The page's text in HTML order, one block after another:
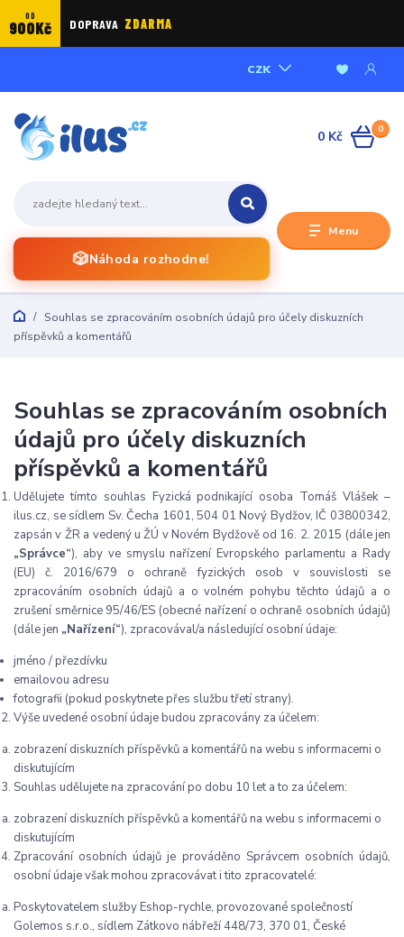
OD
900Kč DOPRAVA ZDARMA
Menu
CZK
🎲Náhoda rozhodne!
0
0 Kč
Souhlas se zpracováním osobních údajů pro účely diskuzních
příspěvků a komentářů
Souhlas se zpracováním osobních
údajů pro účely diskuzních
příspěvků a komentářů
Udělujete tímto souhlas Fyzická podnikající osoba Tomáš Vlášek –
ilus.cz, se sídlem Sv. Čecha 1601, 504 01 Nový Bydžov, IČ 03800342,
zapsán v ŽR a vedený u ŽÚ v Novém Bydžově od 16. 2. 2015 (dále jen
„Správce“), aby ve smyslu nařízení Evropského parlamentu a Rady
(EU) č. 2016/679 o ochraně fyzických osob v souvislosti se
zpracováním osobních údajů a o volném pohybu těchto údajů a o
zrušení směrnice 95/46/ES (obecné nařízení o ochraně osobních údajů)
(dále jen „Nařízení“), zpracovával/a následující osobní údaje:
jméno / přezdívku
emailovou adresu
fotografii (pokud poskytnete přes službu třetí strany).
Výše uvedené osobní údaje budou zpracovány za účelem:
zobrazení diskuzních příspěvků a komentářů na webu s informacemi o
diskutujícím
Souhlas udělujete na zpracování po dobu 10 let a to za účelem:
zobrazení diskuzních příspěvků a komentářů na webu s informacemi o
diskutujícím
Zpracování osobních údajů je prováděno Správcem osobních údajů,
osobní údaje však mohou zpracovávat i tito zpracovatelé:
Poskytovatelem služby Eshop-rychle, provozované společností
Golemos s.r.o., sídlem Zátkovo nábřeží 448/73, 370 01, České